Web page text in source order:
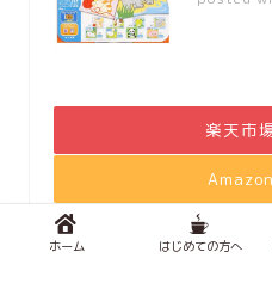
楽天市
Yahooショ
ホーム はじめての方へ